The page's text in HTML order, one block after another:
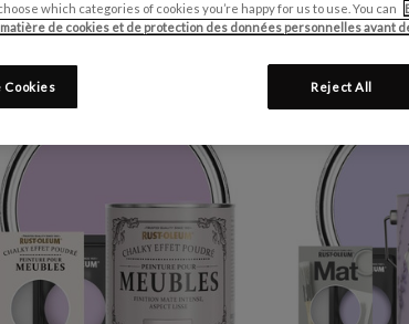
which categories of cookies you’re happy for us to use. You can
de cookies et de protection des données personnelles avant
Reject All
Cookies